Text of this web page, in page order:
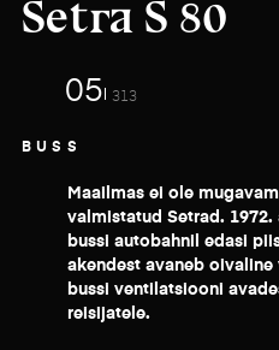
Setra S 80
05 313
BUSS
Maailmas ei ole
valmistatud Setrad.
bussi autobahnil edasi
akendest avaneb
bussi ventilatsiooni
reisijatele.